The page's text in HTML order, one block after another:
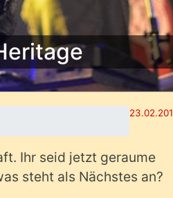
Ihr seid jetzt geraume
steht als Nächstes an?